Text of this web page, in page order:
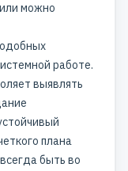
можно
работе.
выявлять
плана
быть во